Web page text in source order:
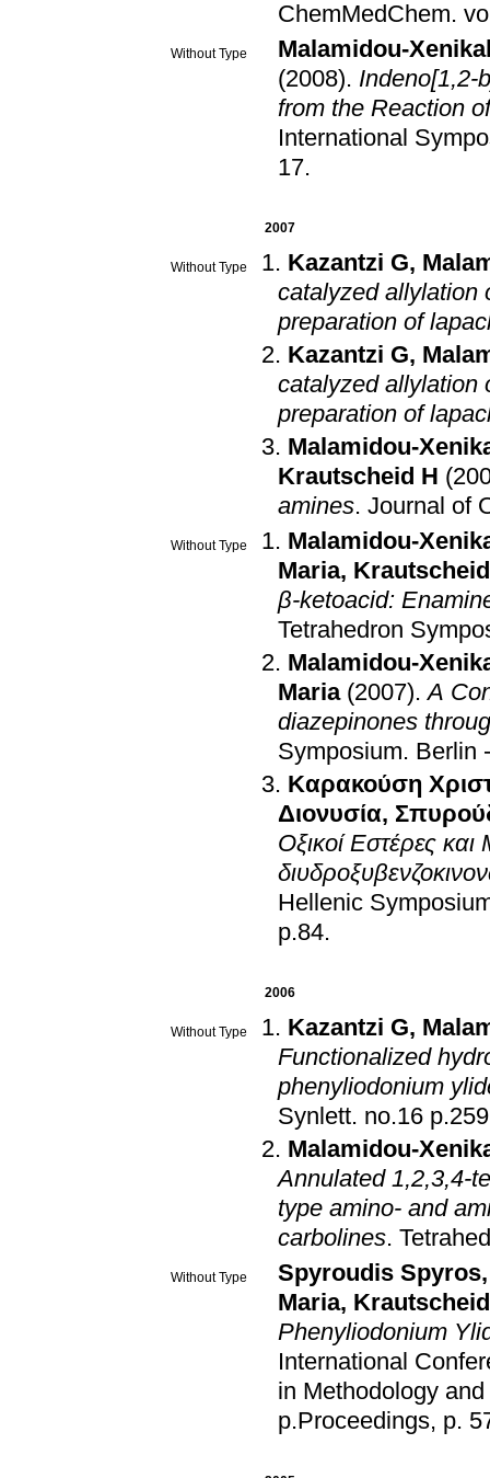
ChemMedChem.
Without Type
Malamidou-
(2008). Indeno[1,2-
from the Reaction
International
17.
2007
Without Type Kazantzi G,
catalyzed allylation
preparation of
Kazantzi G,
catalyzed allylation
preparation of
Malamidou-
Krautscheid H
amines. Journal of
Without Type
Malamidou-
Maria,
β-ketoacid:
Tetrahedron
Malamidou-
Maria (2007).A
diazepinones
Symposium. Berlin
Καρακούση
Διονυσία,
Οξικοί Εστέρες
Hellenic
p.84.
2006
Without Type Kazantzi G,
Functionalized
phenyliodonium
Synlett.
no.16
Malamidou-
Annulated 1,2,3,4-
type amino- and
carbolines.
Without Type Spyroudis Spyros
Maria,
Phenyliodonium
International
in Methodology
p.Proceedings, p.